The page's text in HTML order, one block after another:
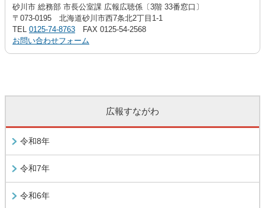
砂川市 総務部 市長公室課 広報広聴係〔3階 33番窓口〕
〒073-0195 北海道砂川市西7条北2丁目1-1
TEL 0125-74-8763 FAX 0125-54-2568
お問い合わせフォーム
広報すながわ
令和8年
令和7年
令和6年